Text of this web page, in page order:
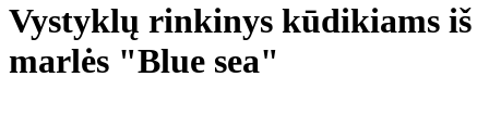
Vystyklų rinkinys kūdikiams iš
marlės "Blue sea"